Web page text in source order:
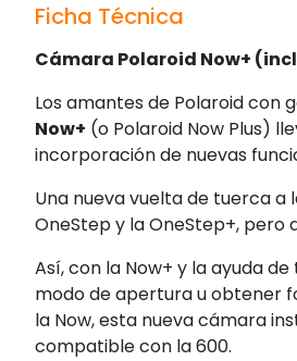
Ficha Técnica
Cámara Polaroid Now+
Los amantes de Polaroid con
Now+ (o Polaroid Now Plus)
incorporación de nuevas
Una nueva vuelta de tuerca a
OneStep y la OneStep+, pero
Así, con la Now+ y la ayuda
modo de apertura u obtener
la Now, esta nueva cámara
compatible con la 600.